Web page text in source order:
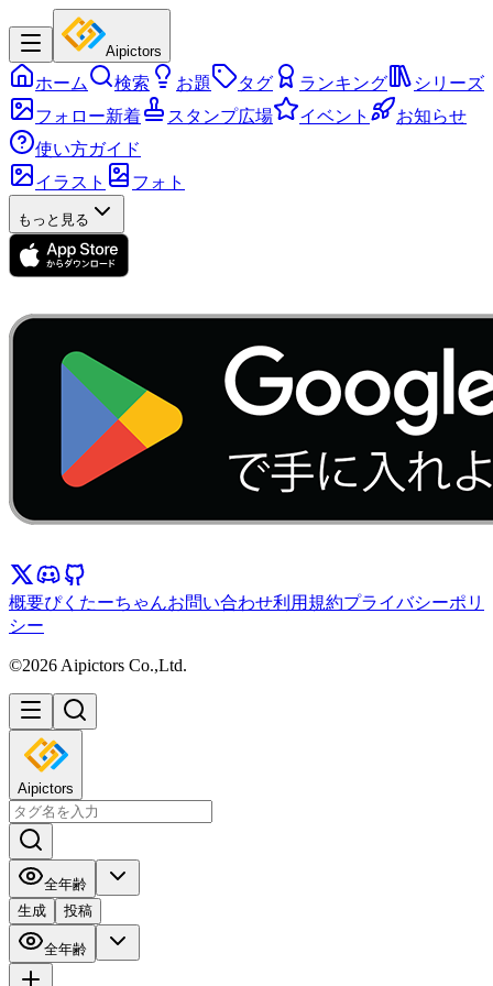
Aipictors
ホーム 検索 お題 タグ ランキング
シリーズ
フォロー新着
スタンプ広場 イベント
お知らせ
使い方ガイド
イラスト
フォト
もっと見る
概要ぴくたーちゃんお問い合わせ利用規約プライバシーポリ
シー
©2026 Aipictors Co.,Ltd.
Aipictors
全年齢
生成
投稿
全年齢